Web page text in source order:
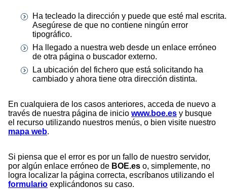
Ha tecleado la dirección y puede que esté mal escrita.
Asegúrese de que no contiene ningún error
tipográfico.
Ha llegado a nuestra web desde un enlace erróneo
de otra página o buscador externo.
La ubicación del fichero que está solicitando ha
cambiado y ahora tiene otra dirección distinta.
En cualquiera de los casos anteriores, acceda de nuevo a
través de nuestra página de inicio www.boe.es y busque
el recurso utilizando nuestros menús, o bien visite nuestro
mapa web.
Si piensa que el error es por un fallo de nuestro servidor,
por algún enlace erróneo de BOE.es o, simplemente, no
logra localizar la página correcta, escríbanos utilizando el
formulario explicándonos su caso.